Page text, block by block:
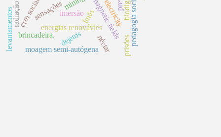
magnetic fields
sensaçõesimersão
energias renovávies
crm social
levantamentos dejetos pedagogia social
moagem semi-autógena
Ímãs
brincadeira.
electricity
prisões
néctar